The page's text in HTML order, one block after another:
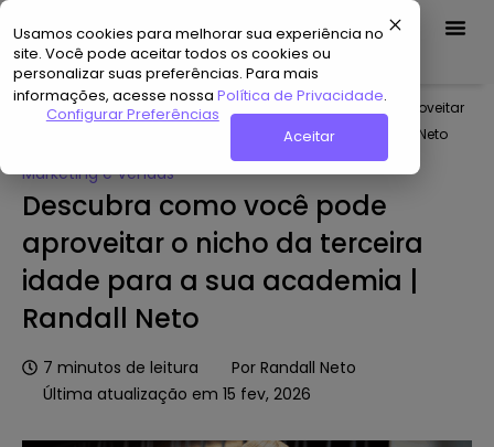
Usamos cookies para melhorar sua experiência no
site. Você pode aceitar todos os cookies ou
personalizar suas preferências. Para mais
informações, acesse nossa Política de Privacidade.
Configurar Preferências
Aceitar
Demo Grátis
Home»Hub de Conteúdo»Descubra como você pode aproveitar
o nicho da terceira idade para a sua academia | Randall Neto
Marketing e Vendas
Descubra como você pode
aproveitar o nicho da terceira
idade para a sua academia |
Randall Neto
7 minutos de leitura Por Randall Neto
Última atualização em 15 fev, 2026